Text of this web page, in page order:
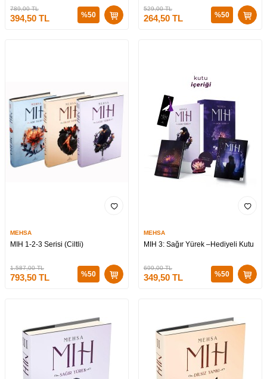
789,00TL
394,50 TL %50
529,00TL
264,50 TL %50
MEHSA
MIH 1-2-3 Serisi (Ciltli)
1.587,00TL
793,50 TL %50
MEHSA
MIH 3: Sağır Yürek –Hediyeli Kutu
699,00TL
349,50 TL %50